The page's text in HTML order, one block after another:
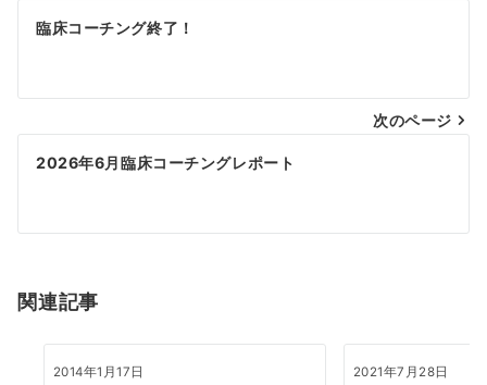
投
ビ
ゲ
シ
ン
臨床コーチング終了！
次のページ
2026年6月臨床コーチングレポート
関連記事
2014年1月17日 2021年7月28日